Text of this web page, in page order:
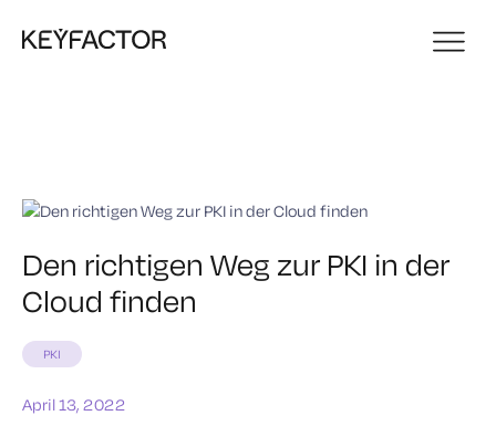
Den richtigen Weg zur PKI in der
Cloud finden
PKI
April 13, 2022